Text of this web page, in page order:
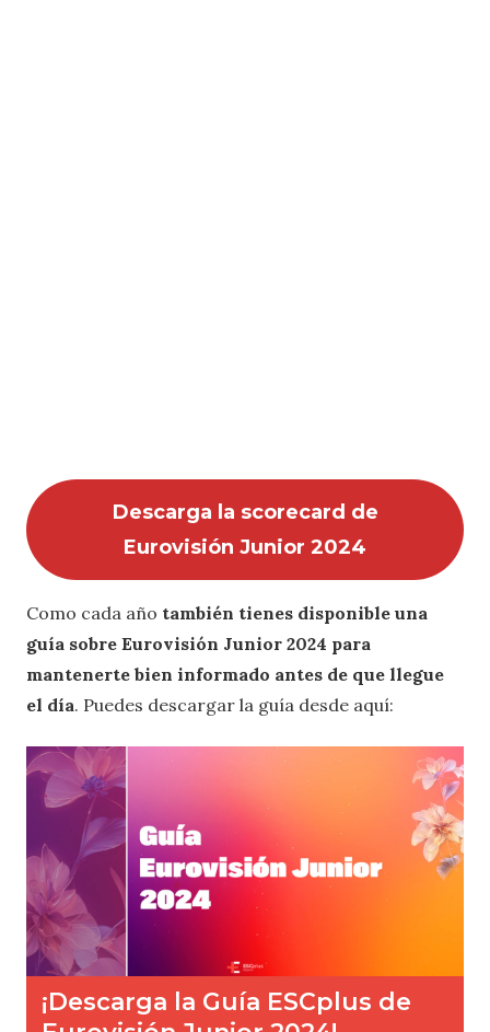
Descarga la scorecard de
Eurovisión Junior 2024
Como cada año también tienes disponible una
guía sobre Eurovisión Junior 2024 para
mantenerte bien informado antes de que llegue
el día. Puedes descargar la guía desde aquí: